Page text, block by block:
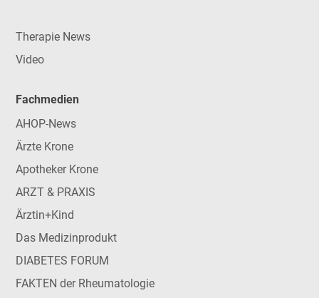
Therapie News
Video
Fachmedien
AHOP-News
Ärzte Krone
Apotheker Krone
ARZT & PRAXIS
Ärztin+Kind
Das Medizinprodukt
DIABETES FORUM
FAKTEN der Rheumatologie